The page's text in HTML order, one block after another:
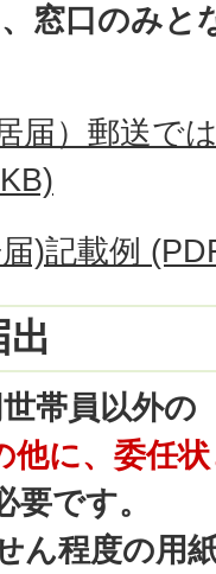
窓口のみと
届）郵送で
)記載例
帯員以外の
他に、委任
要です。
ん程度の用